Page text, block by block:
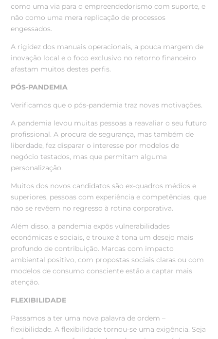
como uma via para o empreendedorismo com suporte, e
não como uma mera replicação de processos
engessados.
A rigidez dos manuais operacionais, a pouca margem de
inovação local e o foco exclusivo no retorno financeiro
afastam muitos destes perfis.
PÓS-PANDEMIA
Verificamos que o pós-pandemia traz novas motivações.
A pandemia levou muitas pessoas a reavaliar o seu futuro
profissional. A procura de segurança, mas também de
liberdade, fez disparar o interesse por modelos de
negócio testados, mas que permitam alguma
personalização.
Muitos dos novos candidatos são ex-quadros médios e
superiores, pessoas com experiência e competências, que
não se revêem no regresso à rotina corporativa.
Além disso, a pandemia expôs vulnerabilidades
económicas e sociais, e trouxe à tona um desejo mais
profundo de contribuição. Marcas com impacto
ambiental positivo, com propostas sociais claras ou com
modelos de consumo consciente estão a captar mais
atenção.
FLEXIBILIDADE
Passamos a ter uma nova palavra de ordem –
flexibilidade. A flexibilidade tornou-se uma exigência. Seja